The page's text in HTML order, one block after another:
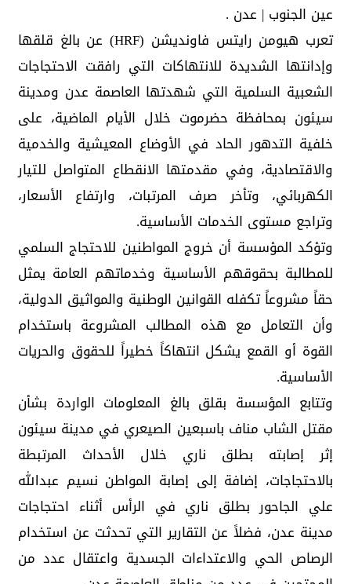
عين الجنوب | عدن .
تعرب هيومن رايتس فاونديشن (HRF) عن بالغ قلقها
وإدانتها الشديدة للانتهاكات التي رافقت الاحتجاجات
الشعبية السلمية التي شهدتها العاصمة عدن ومدينة
سيئون بمحافظة حضرموت خلال الأيام الماضية، على
خلفية التدهور الحاد في الأوضاع المعيشية والخدمية
والاقتصادية، وفي مقدمتها الانقطاع المتواصل للتيار
الكهربائي، وتأخر صرف المرتبات، وارتفاع الأسعار،
وتراجع مستوى الخدمات الأساسية.
وتؤكد المؤسسة أن خروج المواطنين للاحتجاج السلمي
للمطالبة بحقوقهم الأساسية وخدماتهم العامة يمثل
حقاً مشروعاً تكفله القوانين الوطنية والمواثيق الدولية،
وأن التعامل مع هذه المطالب المشروعة باستخدام
القوة أو القمع يشكل انتهاكاً خطيراً للحقوق والحريات
الأساسية.
وتتابع المؤسسة بقلق بالغ المعلومات الواردة بشأن
مقتل الشاب مناف باسبعين الصيعري في مدينة سيئون
إثر إصابته بطلق ناري خلال الأحداث المرتبطة
بالاحتجاجات، إضافة إلى إصابة المواطن نسيم عبدالله
علي الجاحور بطلق ناري في الرأس أثناء احتجاجات
مدينة عدن، فضلاً عن التقارير التي تحدثت عن استخدام
الرصاص الحي والاعتداءات الجسدية واعتقال عدد من